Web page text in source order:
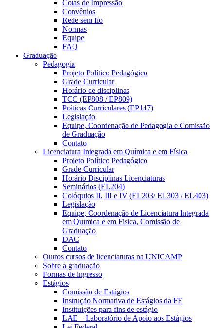
Cotas de Impressão
Convênios
Rede sem fio
Normas
Equipe
FAQ
Graduação
Pedagogia
Projeto Político Pedagógico
Grade Curricular
Horário de disciplinas
TCC (EP808 / EP809)
Práticas Curriculares (EP147)
Legislação
Equipe, Coordenação de Pedagogia e Comissão
de Graduação
Contato
Licenciatura Integrada em Química e em Física
Projeto Político Pedagógico
Grade Curricular
Horário Disciplinas Licenciaturas
Seminários (EL204)
Colóquios II, III e IV (EL203/ EL303 / EL403)
Legislação
Equipe, Coordenação de Licenciatura Integrada
em Química e em Física, Comissão de
Graduação
DAC
Contato
Outros cursos de licenciaturas na UNICAMP
Sobre a graduação
Formas de ingresso
Estágios
Comissão de Estágios
Instrução Normativa de Estágios da FE
Instituições para fins de estágio
LAE – Laboratório de Apoio aos Estágios